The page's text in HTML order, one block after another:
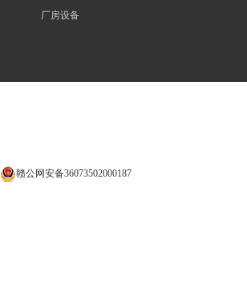
厂房设备
赣公网安备36073502000187